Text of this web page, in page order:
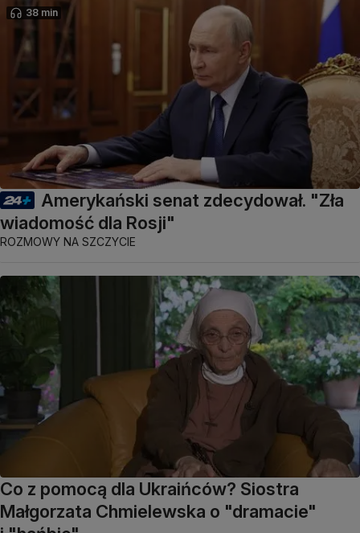
38 min
Amerykański senat zdecydował. "Zła
wiadomość dla Rosji"
ROZMOWY NA SZCZYCIE
Co z pomocą dla Ukraińców? Siostra
Małgorzata Chmielewska o "dramacie"